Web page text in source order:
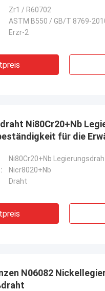
guter Preis - wir sind
Zr1 / R60702
ASTM B550 / GB/T 8769-
Erzr-2
Ni80Cr20+Nb
für die
Ni80Cr20+Nb
Nicr8020+Nb
Draht
N06082